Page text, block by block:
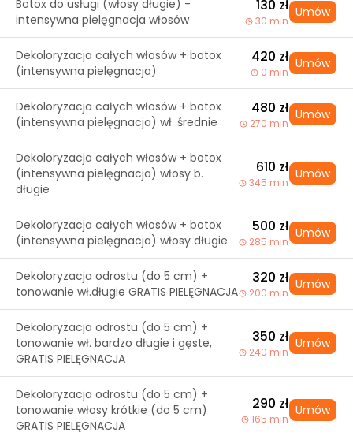
Botox do usługi (włosy długie) -
intensywna pielęgnacja włosów
130 zł
30 min
Umów
Dekoloryzacja całych włosów + botox
(intensywna pielęgnacja)
420 zł
0 min
Umów
Dekoloryzacja całych włosów + botox
(intensywna pielęgnacja) wł. średnie
480 zł
270 min
Umów
Dekoloryzacja całych włosów + botox
(intensywna pielęgnacja) włosy b.
długie
610 zł
345 min
Umów
Dekoloryzacja całych włosów + botox
(intensywna pielęgnacja) włosy długie
500 zł
285 min
Umów
Dekoloryzacja odrostu (do 5 cm) +
tonowanie wł.długie GRATIS PIELĘGNACJA
320 zł
200 min
Umów
Dekoloryzacja odrostu (do 5 cm) +
tonowanie wł. bardzo długie i gęste,
GRATIS PIELĘGNACJA
350 zł
240 min
Umów
Dekoloryzacja odrostu (do 5 cm) +
tonowanie włosy krótkie (do 5 cm)
GRATIS PIELĘGNACJA
290 zł
165 min
Umów